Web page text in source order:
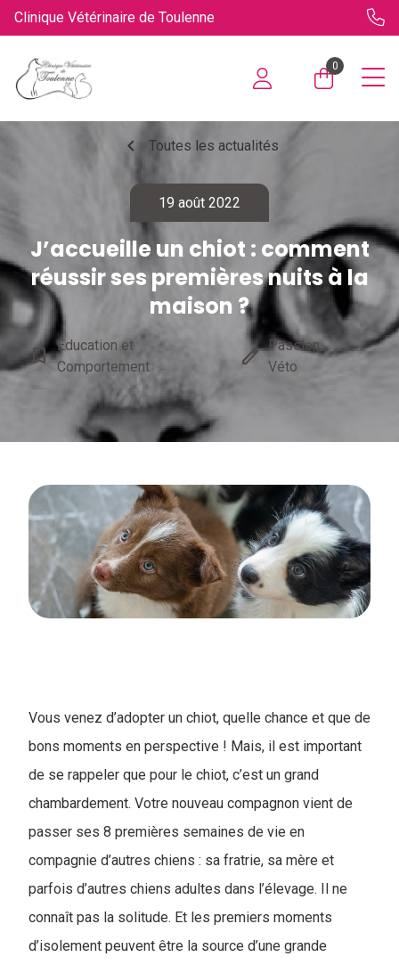
Clinique Vétérinaire de Toulenne
0
chevron_left Toutes les actualités
19 août 2022
J’accueille un chiot : comment
réussir ses premières nuits à la
maison ?
bookmark_border Éducation et
Comportement
edit Passion
Véto
Vous venez d’adopter un chiot, quelle chance et que de
bons moments en perspective ! Mais, il est important
de se rappeler que pour le chiot, c’est un grand
chambardement. Votre nouveau compagnon vient de
passer ses 8 premières semaines de vie en
compagnie d’autres chiens : sa fratrie, sa mère et
parfois d’autres chiens adultes dans l’élevage. Il ne
connaît pas la solitude. Et les premiers moments
d’isolement peuvent être la source d’une grande